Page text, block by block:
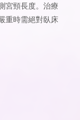
宮頸長度。治療
重時需絕對臥床